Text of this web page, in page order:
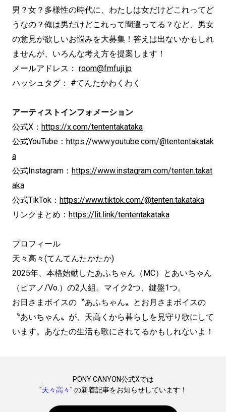
男？女？多様性の時代に、わたしは女だけどこれってど
うなの？俺は男だけどこれって間違ってる？など、男女
の意見が欲しいお悩みを大募集！答えは出ないかもしれ
ませんが、いろんな考え方を提案します！
メールアドレス： room@fmfuji.jp
ハッシュタグ： #てんたかわくわく
アーティストインフォメーション
公式X： https://x.com/tententakataka
公式YouTube： https://www.youtube.com/@tententakatak
a
公式Instagram： https://www.instagram.com/tenten.takat
aka
公式TikTok： https://www.tiktok.com/@tenten.takataka
リンクまとめ： https://lit.link/tententakataka
プロフィール
天々⾼々(てんてんたかたか)
2025年、本格始動したあふちゃん（MC）とあいちゃん
（ピアノ/Vo.）の2⼈組。マイク2つ、鍵盤1つ。
お日さまボイスの〝あふちゃん〟とお月さまボイスの
〝あいちゃん〟が、天高くから暮らしを見守り歌にして
います。あなたの生活も歌にされてるかもしれないよ！
PONY CANYON公式Xでは
"天々高々" の新着記事をお知らせしています！